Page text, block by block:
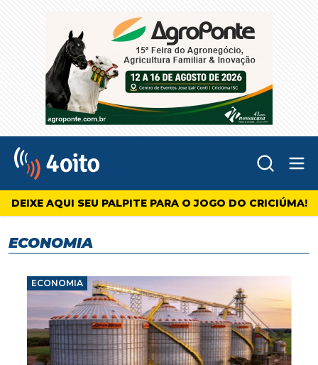
4oito
DEIXE AQUI SEU PALPITE PARA O JOGO DO CRICIÚMA!
ECONOMIA
ECONOMIA